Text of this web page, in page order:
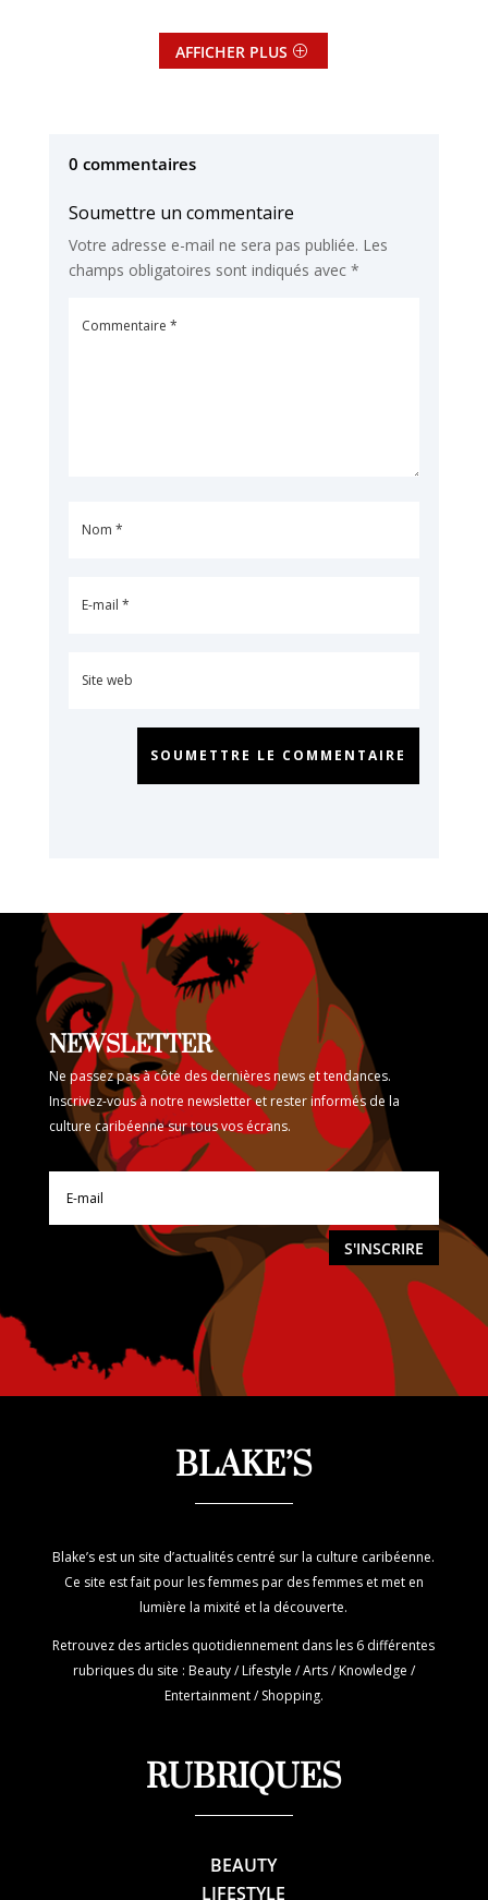
AFFICHER PLUS
0 commentaires
Soumettre un commentaire
Votre adresse e-mail ne sera pas publiée. Les
champs obligatoires sont indiqués avec *
SOUMETTRE LE COMMENTAIRE
NEWSLETTER
Ne passez pas à côte des dernières news et tendances.
Inscrivez-vous à notre newsletter et rester informés de la
culture caribéenne sur tous vos écrans.
S'INSCRIRE
BLAKE’S
Blake’s est un site d’actualités centré sur la culture caribéenne.
Ce site est fait pour les femmes par des femmes et met en
lumière la mixité et la découverte.
Retrouvez des articles quotidiennement dans les 6 différentes
rubriques du site : Beauty / Lifestyle / Arts / Knowledge /
Entertainment / Shopping.
RUBRIQUES
BEAUTY
LIFESTYLE